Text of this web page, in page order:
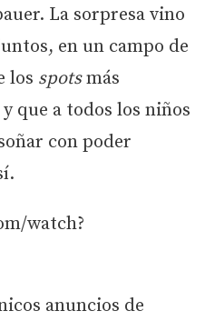
La sorpresa vino
en un campo de
los spotsmás
que a todos los niños
con poder
watch?
anuncios de